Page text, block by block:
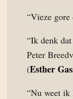
“Vieze
“Ik denk
Peter
(Esther
“Nu weet ik